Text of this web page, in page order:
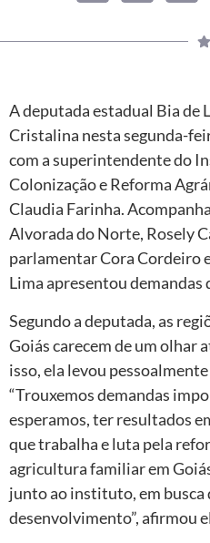
A deputada estadual Bia de
Cristalina nesta segunda-
com a superintendente do
Colonização e Reforma
Claudia Farinha.
Alvorada do Norte, Rosely
parlamentar Cora Cordeiro
Lima apresentou demandas
Segundo a deputada, as
Goiás carecem de um olhar
isso, ela levou
“Trouxemos demandas
esperamos, ter resultados
que trabalha e luta pela
agricultura familiar em
junto ao instituto, em busca
desenvolvimento”, afirmou